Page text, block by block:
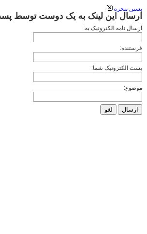
بستن پنجره
ارسال این لینک به یک دوست توسط
ارسال نامه الکترونیک به:
فرستنده:
پست الکترونیک شما:
موضوع:
ارسال لغو